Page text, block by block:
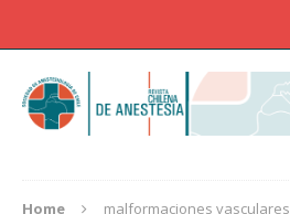
Home malformaciones vasculares